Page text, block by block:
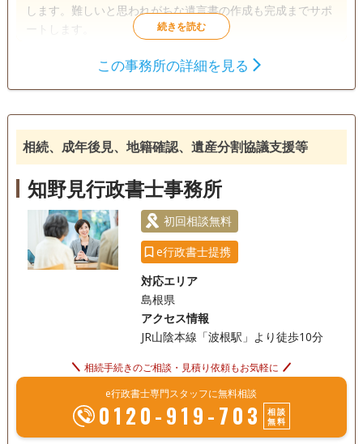
します。難しいと思われがちな遺言書の作成も完成までサポ
ートします。
遺産分割
相続人調査
この事務所の詳細を見る
相続、成年後見、地籍確認、遺産分割協議支援等
知野見行政書士事務所
初回相談無料
e行政書士提携
対応エリア
島根県
アクセス情報
JR山陰本線「波根駅」より徒歩10分
相続手続きのご相談・見積り依頼もお気軽に
e行政書士専門スタッフに無料相談
0120-919-703
相談
無料